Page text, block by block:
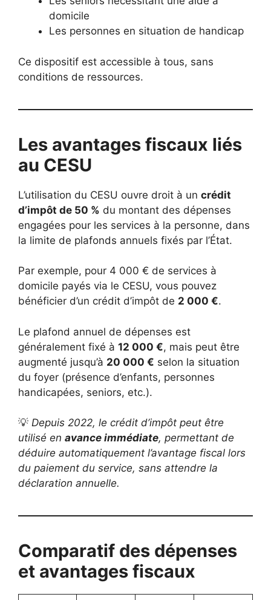
domicile
Les personnes en situation de handicap
Ce dispositif est accessible à tous, sans
conditions de ressources.
Les avantages fiscaux liés
au CESU
L’utilisation du CESU ouvre droit à un crédit
d’impôt de 50 % du montant des dépenses
engagées pour les services à la personne, dans
la limite de plafonds annuels fixés par l’État.
Par exemple, pour 4 000 € de services à
domicile payés via le CESU, vous pouvez
bénéficier d’un crédit d’impôt de 2 000 €.
Le plafond annuel de dépenses est
généralement fixé à 12 000 €, mais peut être
augmenté jusqu’à 20 000 € selon la situation
du foyer (présence d’enfants, personnes
handicapées, seniors, etc.).
💡 Depuis 2022, le crédit d’impôt peut être
utilisé en avance immédiate, permettant de
déduire automatiquement l’avantage fiscal lors
du paiement du service, sans attendre la
déclaration annuelle.
Comparatif des dépenses
et avantages fiscaux